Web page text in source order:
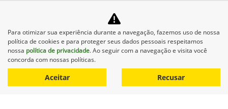
CNPJ: 27.733.195/0003-05
No trânsito, enxergar o outro
salva vidas.
Para otimizar sua experiência durante a navegação, fazemos uso de nossa
política de cookies e para proteger seus dados pessoais respeitamos
nossa política de privacidade. Ao seguir com a navegação e visita você
concorda com nossas políticas.
Aceitar Recusar